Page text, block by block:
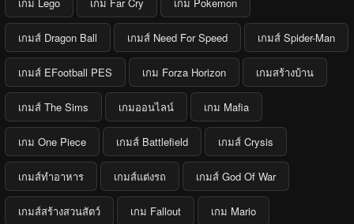
เกมส์ Dragon Ball เกมส์ Need For Speed เกมส์ Spider-Man
เกมส์ EFootball PES เกม Forza Horizon เกมสร้างบ้าน
เกมส์ The Sims เกมออนไลน์ เกม Mafia
เกม One Piece เกมส์ Battlefield เกมส์ Crysis
เกมส์ทำอาหาร เกมส์แต่งรถ เกมส์ God Of War
เกมส์สร้างสวนสัตว์ เกม Fallout เกม Mario